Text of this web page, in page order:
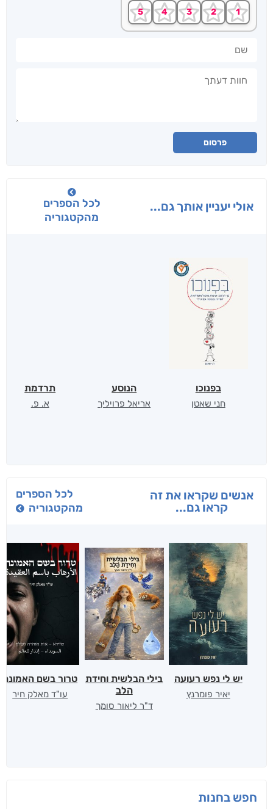
חפש בחנות
פרסום
אולי יעניין אותך גם...
לכל הספרים
מהקטגוריה
בפנוכו
חני שאטן
הנוסע
אריאל פרויליך
תרדמת
א. פ.
אנשים שקראו את זה
קראו גם...
לכל הספרים
מהקטגוריה
יש לי נפש רעועה
יאיר פומרנץ
בילי הבלשית וחידת
הלב
ד"ר ליאור סומך
טרור בשם האמונה
עו"ד מאלק חיר